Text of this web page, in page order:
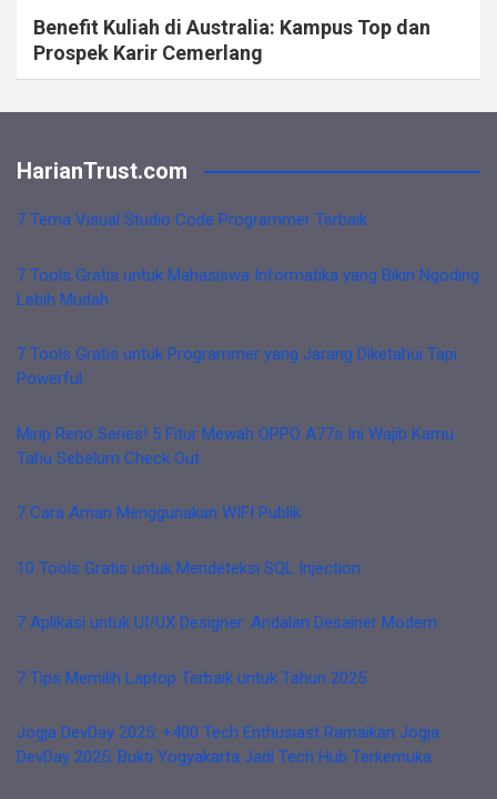
Benefit Kuliah di Australia: Kampus Top dan
Prospek Karir Cemerlang
HarianTrust.com
7 Tema Visual Studio Code Programmer Terbaik
7 Tools Gratis untuk Mahasiswa Informatika yang Bikin Ngoding
Lebih Mudah
7 Tools Gratis untuk Programmer yang Jarang Diketahui Tapi
Powerful
Mirip Reno Series! 5 Fitur Mewah OPPO A77s Ini Wajib Kamu
Tahu Sebelum Check Out
7 Cara Aman Menggunakan WIFI Publik
10 Tools Gratis untuk Mendeteksi SQL Injection
7 Aplikasi untuk UI/UX Designer: Andalan Desainer Modern
7 Tips Memilih Laptop Terbaik untuk Tahun 2025
Jogja DevDay 2025: +400 Tech Enthusiast Ramaikan Jogja
DevDay 2025: Bukti Yogyakarta Jadi Tech Hub Terkemuka